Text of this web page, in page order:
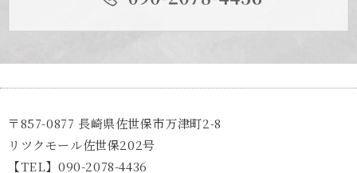
〒857-0877 長崎県佐世保市万津町2-8
リツクモール佐世保202号
【TEL】090-2078-4436